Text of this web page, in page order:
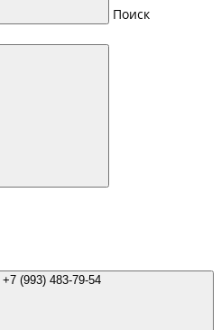
Поиск
+7 (993) 483-79-54